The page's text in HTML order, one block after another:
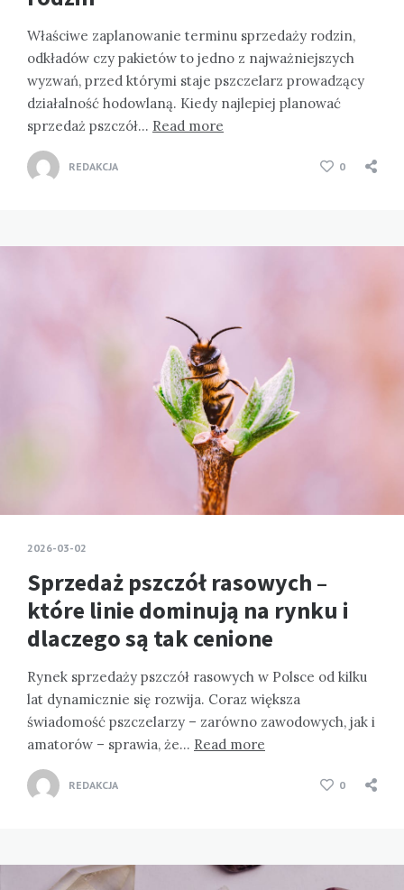
Właściwe zaplanowanie terminu sprzedaży rodzin,
odkładów czy pakietów to jedno z najważniejszych
wyzwań, przed którymi staje pszczelarz prowadzący
działalność hodowlaną. Kiedy najlepiej planować
sprzedaż pszczół… Read more
REDAKCJA 0
2026-03-02
Sprzedaż pszczół rasowych –
które linie dominują na rynku i
dlaczego są tak cenione
Rynek sprzedaży pszczół rasowych w Polsce od kilku
lat dynamicznie się rozwija. Coraz większa
świadomość pszczelarzy – zarówno zawodowych, jak i
amatorów – sprawia, że… Read more
REDAKCJA 0